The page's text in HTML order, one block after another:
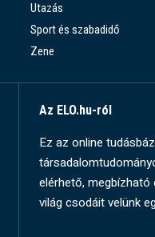
Utazás
Sport és szabadidő
Zene
Az ELO.hu-ról
Ez az online
elérhető,
világ csodáit velünk